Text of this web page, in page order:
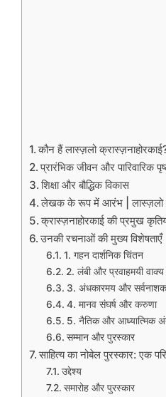
कौन हैं लास्ज़लो
प्रारंभिक जीवन और पारिवारिक
शिक्षा और बौद्धिक विकास
लेखक के रूप में आरंभ | लास्ज़लो
क्रास्ज़नाहोरकाई की प्रमुख
उनकी रचनाओं की मुख्य विशेषताएँ
1. गहन दार्शनिक चिंतन
2. लंबी और प्रवाहमयी
3. अंधकारमय और
4. मानव संघर्ष और करुणा
5. नैतिक और आध्यात्मिक
सम्मान और पुरस्कार
साहित्य का नोबेल पुरस्कार: एक
उद्देश्य
समारोह और पुरस्कार